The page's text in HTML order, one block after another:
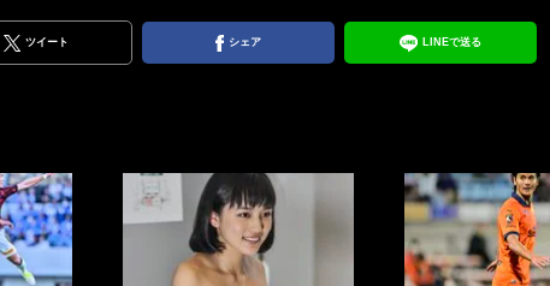
ツイート シェア LINEで送る